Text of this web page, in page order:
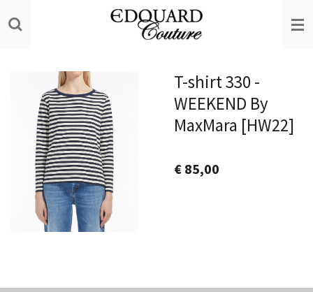
direct
hoofdinhoud
T-shirt 330 -
WEEKEND By
MaxMara [HW22]
€ 85,00